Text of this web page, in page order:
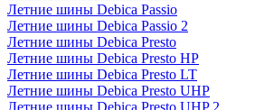
Летние шины Debica Passio
Летние шины Debica Passio 2
Летние шины Debica Presto
Летние шины Debica Presto HP
Летние шины Debica Presto LT
Летние шины Debica Presto UHP
Летние шины Debica Presto UHP 2